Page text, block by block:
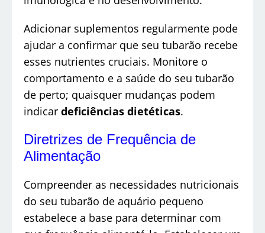
Adicionar suplementos regularmente pode
ajudar a confirmar que seu tubarão recebe
esses nutrientes cruciais. Monitore o
comportamento e a saúde do seu tubarão
de perto; quaisquer mudanças podem
indicar deficiências dietéticas.
Diretrizes de Frequência de
Alimentação
Compreender as necessidades nutricionais
do seu tubarão de aquário pequeno
estabelece a base para determinar com